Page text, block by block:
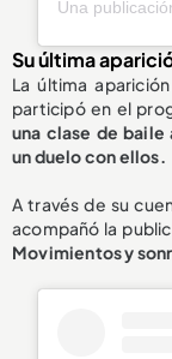
Su última
La última
participó en el
una clase debaile
un duelo con ellos.
A través de su
acompañó la
Movimientos y